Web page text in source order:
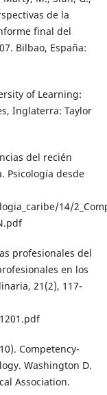
de la
final del
Bilbao, España:
of Learning:
Inglaterra: Taylor
del recién
Psicología desde
14/
profesionales del
en los
21(2), 117-
Competency-
Washington D.
Association.